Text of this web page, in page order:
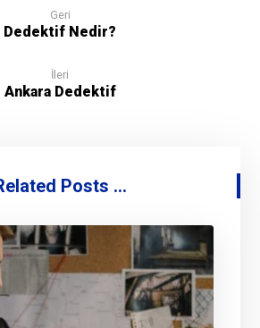
Geri
Dedektif Nedir?
İleri
Ankara Dedektif
Posts ...